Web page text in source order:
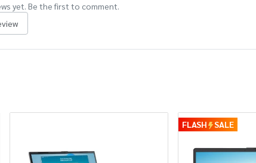
yet. Be the first to comment.
FLASH SALE